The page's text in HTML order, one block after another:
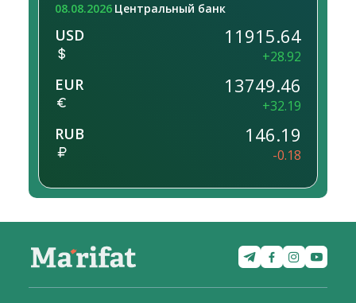
08.08.2026 Центральный банк
USD 11915.64
+28.92
EUR 13749.46
+32.19
RUB 146.19
-0.18